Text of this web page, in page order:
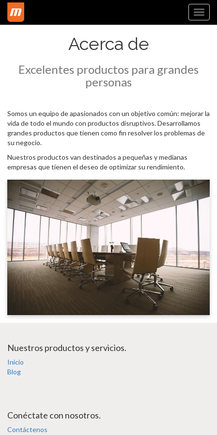
Acerca de
Excelentes productos para grandes
personas
Somos un equipo de apasionados con un objetivo común: mejorar la
vida de todo el mundo con productos disruptivos. Desarrollamos
grandes productos que tienen como fin resolver los problemas de
su negocio.
Nuestros productos van destinados a pequeñas y medianas
empresas que tienen el deseo de optimizar su rendimiento.
Nuestros productos y servicios.
Inicio
Blog
Conéctate con nosotros.
Contáctenos